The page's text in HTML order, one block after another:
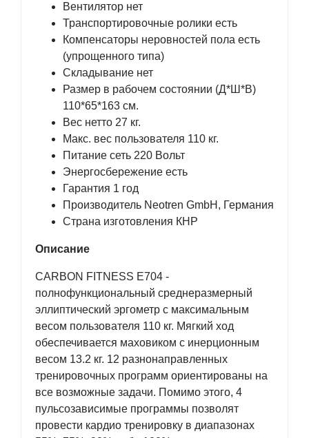
Вентилятор нет
Транспортировочные ролики есть
Компенсаторы неровностей пола есть
(упрощенного типа)
Складывание нет
Размер в рабочем состоянии (Д*Ш*В)
110*65*163 см.
Вес нетто 27 кг.
Макс. вес пользователя 110 кг.
Питание сеть 220 Вольт
Энергосбережение есть
Гарантия 1 год
Производитель Neotren GmbH, Германия
Страна изготовления КНР
Описание
CARBON FITNESS E704 -
полнофункциональный среднеразмерный
эллиптический эргометр с максимальным
весом пользователя 110 кг. Мягкий ход
обеспечивается маховиком с инерционным
весом 13.2 кг. 12 разнонаправленных
тренировочных программ ориентированы на
все возможные задачи. Помимо этого, 4
пульсозависимые программы позволят
провести кардио тренировку в диапазонах